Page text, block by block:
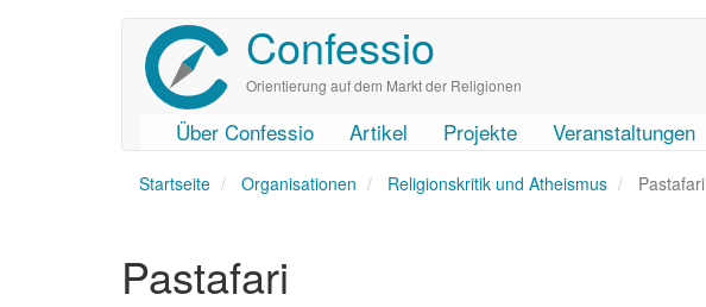
Confessio
Orientierung auf dem Markt der Religionen
User
account
Main
navigation
Über Confessio Artikel Projekte Veranstaltungen
Startseite Organisationen Religionskritik und Atheismus Pastafari
Pastafari